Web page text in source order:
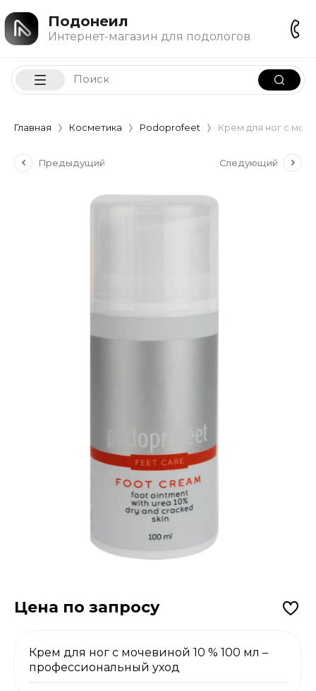
Подонеил
Интернет-магазин для подологов
Главная Косметика Podoprofeet Крем для ног с
Предыдущий Следующий
Цена по запросу
Крем для ног с мочевиной 10 % 100 мл –
профессиональный уход